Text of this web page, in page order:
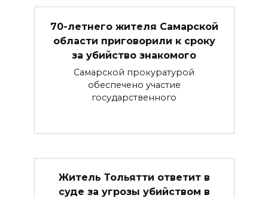
70-летнего жителя Самарской
области приговорили к сроку
за убийство знакомого
Самарской прокуратурой
обеспечено участие
государственного
Житель Тольятти ответит в
суде за угрозы убийством в